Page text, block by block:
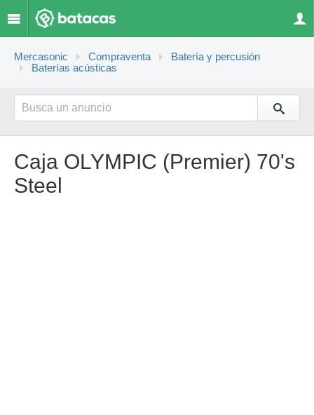
Mercasonic Compraventa
Batería y percusión
Baterías acústicas
Caja OLYMPIC (Premier) 70's
Steel